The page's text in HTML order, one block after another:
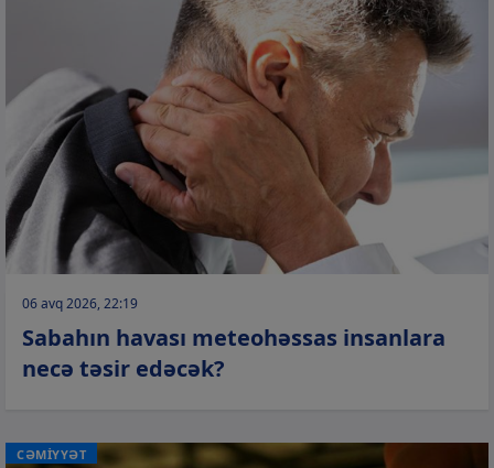
06 avq 2026, 22:19
Sabahın havası meteohəssas insanlara
necə təsir edəcək?
CƏMİYYƏT